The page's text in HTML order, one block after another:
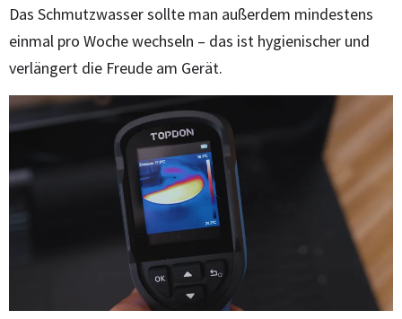
Das Schmutzwasser sollte man außerdem mindestens
einmal pro Woche wechseln – das ist hygienischer und
verlängert die Freude am Gerät.